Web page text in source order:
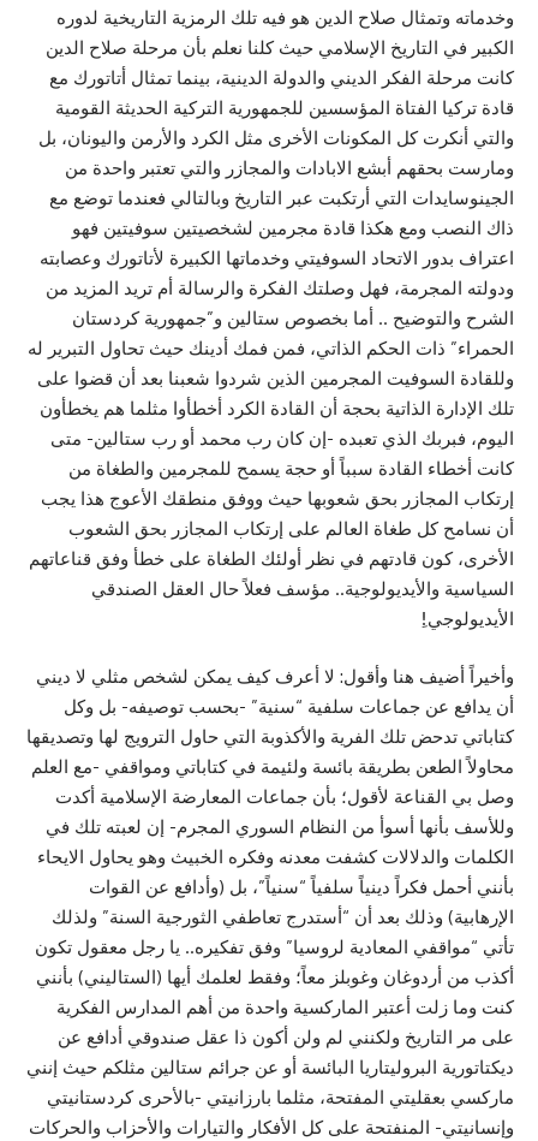
وخدماته وتمثال صلاح الدين هو فيه تلك الرمزية التاريخية لدوره
الكبير في التاريخ الإسلامي حيث كلنا نعلم بأن مرحلة صلاح الدين
كانت مرحلة الفكر الديني والدولة الدينية، بينما تمثال أتاتورك مع
قادة تركيا الفتاة المؤسسين للجمهورية التركية الحديثة القومية
والتي أنكرت كل المكونات الأخرى مثل الكرد والأرمن واليونان، بل
ومارست بحقهم أبشع الابادات والمجازر والتي تعتبر واحدة من
الجينوسايدات التي أرتكبت عبر التاريخ وبالتالي فعندما توضع مع
ذاك النصب ومع هكذا قادة مجرمين لشخصيتين سوفيتين فهو
اعتراف بدور الاتحاد السوفيتي وخدماتها الكبيرة لأتاتورك وعصابته
ودولته المجرمة، فهل وصلتك الفكرة والرسالة أم تريد المزيد من
الشرح والتوضيح .. أما بخصوص ستالين و”جمهورية كردستان
الحمراء” ذات الحكم الذاتي، فمن فمك أدينك حيث تحاول التبرير له
وللقادة السوفيت المجرمين الذين شردوا شعبنا بعد أن قضوا على
تلك الإدارة الذاتية بحجة أن القادة الكرد أخطأوا مثلما هم يخطأون
اليوم، فبربك الذي تعبده -إن كان رب محمد أو رب ستالين- متى
كانت أخطاء القادة سبباً أو حجة يسمح للمجرمين والطغاة من
إرتكاب المجازر بحق شعوبها حيث ووفق منطقك الأعوج هذا يجب
أن نسامح كل طغاة العالم على إرتكاب المجازر بحق الشعوب
الأخرى، كون قادتهم في نظر أولئك الطغاة على خطأ وفق قناعاتهم
السياسية والأيديولوجية.. مؤسف فعلاً حال العقل الصندقي
الأيديولوجي!ِ
وأخيراً أضيف هنا وأقول: لا أعرف كيف يمكن لشخص مثلي لا ديني
أن يدافع عن جماعات سلفية “سنية” -بحسب توصيفه- بل وكل
كتاباتي تدحض تلك الفرية والأكذوبة التي حاول الترويج لها وتصديقها
محاولاً الطعن بطريقة بائسة ولئيمة في كتاباتي ومواقفي -مع العلم
وصل بي القناعة لأقول؛ بأن جماعات المعارضة الإسلامية أكدت
وللأسف بأنها أسوأ من النظام السوري المجرم- إن لعبته تلك في
الكلمات والدلالات كشفت معدنه وفكره الخبيث وهو يحاول الايحاء
بأنني أحمل فكراً دينياً سلفياً “سنياً”، بل (وأدافع عن القوات
الإرهابية) وذلك بعد أن “أستدرج تعاطفي الثورجية السنة” ولذلك
تأتي “مواقفي المعادية لروسيا” وفق تفكيره.. يا رجل معقول تكون
أكذب من أردوغان وغوبلز معاً؛ وفقط لعلمك أيها (الستاليني) بأنني
كنت وما زلت أعتبر الماركسية واحدة من أهم المدارس الفكرية
على مر التاريخ ولكنني لم ولن أكون ذا عقل صندوقي أدافع عن
ديكتاتورية البروليتاريا البائسة أو عن جرائم ستالين مثلكم حيث إنني
ماركسي بعقليتي المفتحة، مثلما بارزانيتي -بالأحرى كردستانيتي
وإنسانيتي- المنفتحة على كل الأفكار والتيارات والأحزاب والحركات